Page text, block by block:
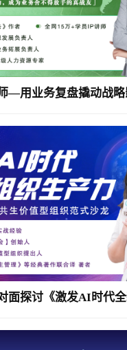
—用业务复盘撬动战略